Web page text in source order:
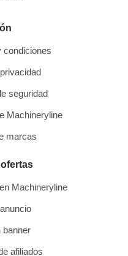
condiciones
seguridad
Machineryline
marcas
Machineryline
banner
afiliados